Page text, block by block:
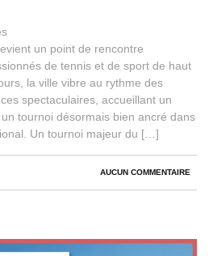
un point de rencontre
de tennis et de sport de haut
la ville vibre au rythme des
spectaculaires, accueillant un
tournoi désormais bien ancré dans
Un tournoi majeur du […]
AUCUN COMMENTAIRE